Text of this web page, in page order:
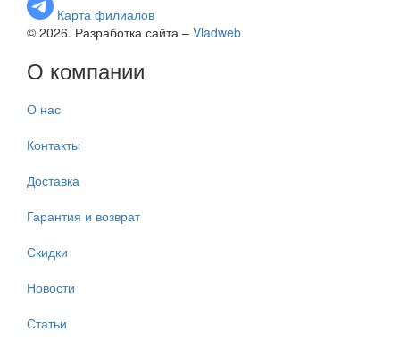
Карта филиалов
© 2026. Разработка сайта – Vladweb
О компании
О нас
Контакты
Доставка
Гарантия и возврат
Скидки
Новости
Статьи